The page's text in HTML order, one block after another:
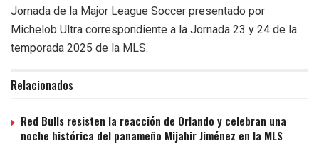
Jornada de la Major League Soccer presentado por
Michelob Ultra correspondiente a la Jornada 23 y 24 de la
temporada 2025 de la MLS.
Relacionados
Red Bulls resisten la reacción de Orlando y celebran una
noche histórica del panameño Mijahir Jiménez en la MLS